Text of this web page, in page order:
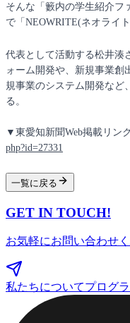
そんな「籔内の学生紹介フ
で「NEOWRITE(ネオライト
代表として活動する松井湊
ォーム開発や、新規事業創
規事業のシステム開発など
る。
▼東愛知新聞Web掲載リン
php?id=27331
一覧に戻る
GET IN TOUCH!
お気軽にお問い合わせく
私たちについてプログ